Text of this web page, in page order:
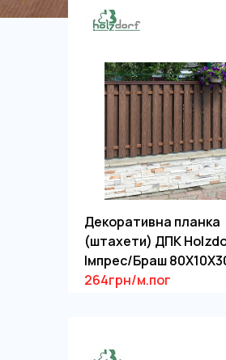
Декоративна планка
(штахети) ДПК
Імпрес/Браш
264грн/м.пог